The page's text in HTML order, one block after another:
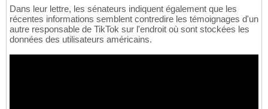
Dans leur lettre, les sénateurs indiquent également que les
récentes informations semblent contredire les témoignages d'un
autre responsable de TikTok sur l'endroit où sont stockées les
données des utilisateurs américains.